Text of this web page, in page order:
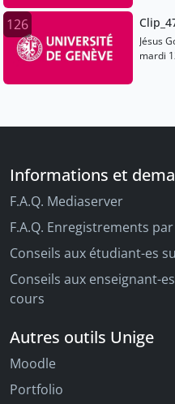
126
Jésus
mardi
Informations et
F.A.Q. Mediaserver
F.A.Q. Enregistrements
Conseils aux étudiant-es
Conseils aux enseignant-
cours
Autres outils Unige
Moodle
Portfolio